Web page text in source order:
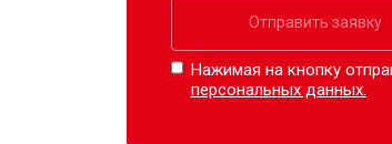
Отправить заявку
Нажимая на кнопку
персональных данных.